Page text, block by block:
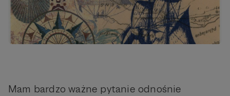
Mam bardzo ważne pytanie odnośnie